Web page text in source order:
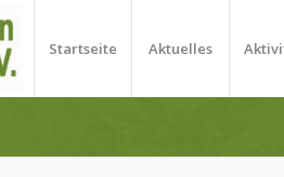
Startseite Aktuelles